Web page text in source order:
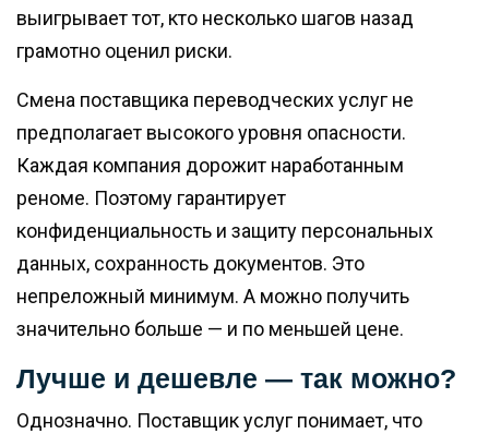
выигрывает тот, кто несколько шагов назад
грамотно оценил риски.
Смена поставщика переводческих услуг не
предполагает высокого уровня опасности.
Каждая компания дорожит наработанным
реноме. Поэтому гарантирует
конфиденциальность и защиту персональных
данных, сохранность документов. Это
непреложный минимум. А можно получить
значительно больше — и по меньшей цене.
Лучше и дешевле — так можно?
Однозначно. Поставщик услуг понимает, что